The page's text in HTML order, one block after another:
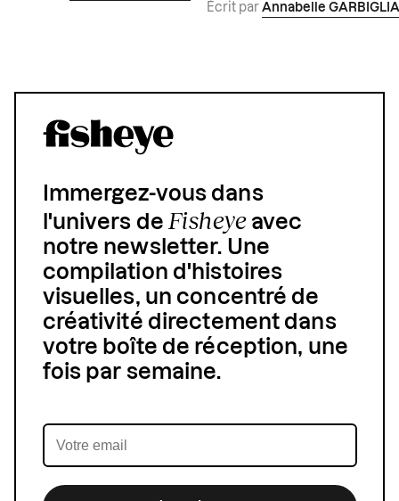
Écrit par Annabelle GARBIGLIA
Immergez-vous dans
l'univers deFisheyeavec
notre newsletter. Une
compilation d'histoires
visuelles, un concentré de
créativité directement dans
votre boîte de réception, une
fois par semaine.